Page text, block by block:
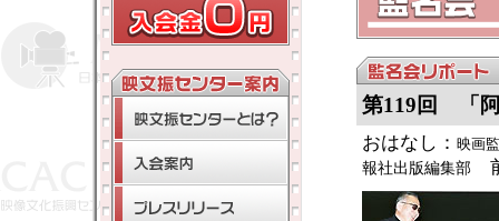
第119回 「
おはなし： 映画
報社出版編集部